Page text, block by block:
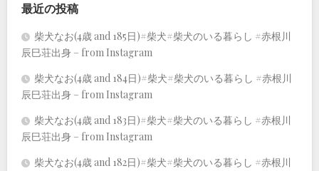
最近の投稿
柴犬なお(4歳 and 185日)#柴犬#柴犬のいる暮らし #赤根川
辰巳荘出身 – from Instagram
柴犬なお(4歳 and 184日)#柴犬#柴犬のいる暮らし #赤根川
辰巳荘出身 – from Instagram
柴犬なお(4歳 and 183日)#柴犬#柴犬のいる暮らし #赤根川
辰巳荘出身 – from Instagram
柴犬なお(4歳 and 182日)#柴犬#柴犬のいる暮らし #赤根川